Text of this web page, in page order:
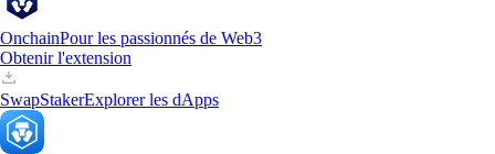
OnchainPour les passionnés de Web3
Obtenir l'extension
SwapStakerExplorer les dApps